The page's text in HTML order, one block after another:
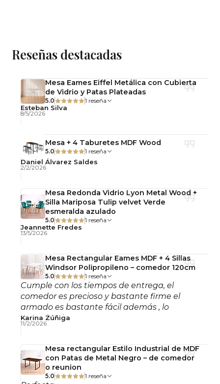
Mantenimiento y cuidado
prolongada.
Importante: Este producto se entrega
simple.
Observaciones
Uso interior.
No incluye accesorios electrónicos adicionales.
Fotografías referenciales.
Reseñas destacadas
Mesa Eames Eiffel Metálica con Cubierta
de Vidrio y Patas Plateadas
5.0 1 reseña
Esteban Silva
8/5/2026
Mesa + 4 Taburetes MDF Wood
5.0 1 reseña
Daniel Álvarez Saldes
2/2/2026
Mesa Redonda Vidrio Lyon Metal Wood +
Silla Mariposa Tulip velvet Verde
esmeralda azulado
5.0 1 reseña
Jeannette Fredes
13/5/2026
Mesa Rectangular Eames MDF + 4 Sillas
Windsor Polipropileno – comedor 120cm
5.0 1 reseña
Cumple con los tiempos de entrega, el
comedor es precioso y bastante firme el
armado es bastante fácil además , lo
recomiendo!
Karina Zúñiga
11/2/2026
Mesa rectangular Estilo Industrial de MDF
con Patas de Metal Negro – de comedor
o reunion
5.0 1 reseña